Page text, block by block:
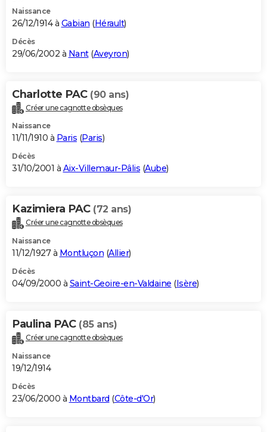
Naissance
26/12/1914 à Gabian (Hérault)
Décès
29/06/2002 à Nant(Aveyron)
Charlotte PAC (90 ans)
Créer une cagnotte obsèques
Naissance
11/11/1910 à Paris (Paris)
Décès
31/10/2001 à Aix-Villemaur-Pâlis (Aube)
Kazimiera PAC (72 ans)
Créer une cagnotte obsèques
Naissance
11/12/1927 à Montluçon (Allier)
Décès
04/09/2000 à Saint-Geoire-en-Valdaine (Isère)
Paulina PAC (85 ans)
Créer une cagnotte obsèques
Naissance
19/12/1914
Décès
23/06/2000 à Montbard (Côte-d'Or)